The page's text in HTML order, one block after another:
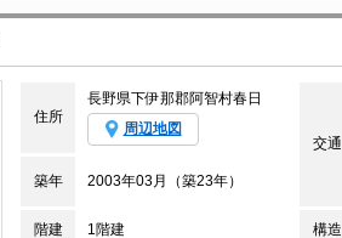
住所
長野県下伊那郡阿智村春日
周辺地図
交通
築年 2003年03月（築23年）
階建 1階建 構造